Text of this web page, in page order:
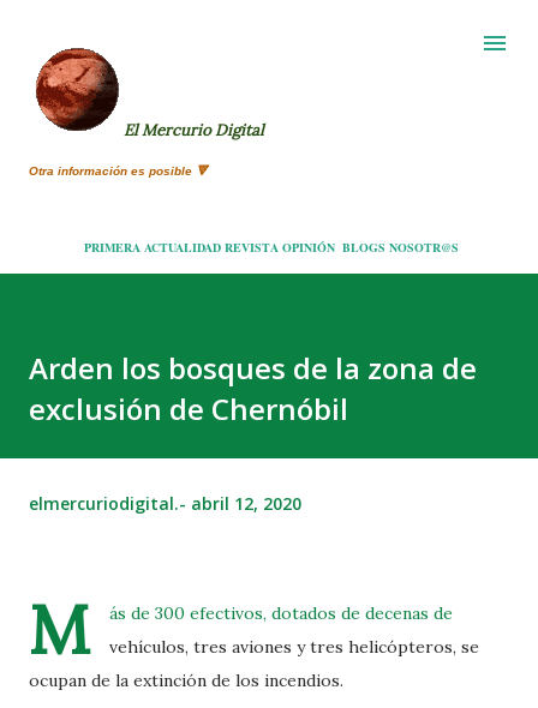
El Mercurio Digital
Otra información es posible 🔻
PRIMERA ACTUALIDAD REVISTA OPINIÓN BLOGS NOSOTR@S
Arden los bosques de la zona de
exclusión de Chernóbil
elmercuriodigital.- abril 12, 2020
M
ás de 300 efectivos, dotados de decenas de
vehículos, tres aviones y tres helicópteros, se
ocupan de la extinción de los incendios.